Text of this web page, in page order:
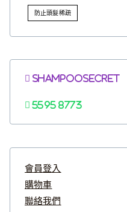
防止頭髮稀疏
Shampoosecret
5595 8773
會員登入
購物車
聯絡我們